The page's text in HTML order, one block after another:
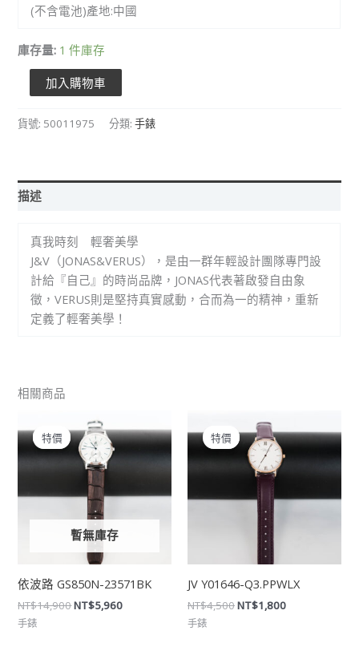
(不含電池)產地:中國
庫存量: 1 件庫存
加入購物車
貨號: 50011975 分類:手錶
描述
真我時刻 輕奢美學
J&V（JONAS&VERUS），是由一群年輕設計團隊專門設
計給『自己』的時尚品牌，JONAS代表著啟發自由象
徵，VERUS則是堅持真實感動，合而為一的精神，重新
定義了輕奢美學！
相關商品
特價
暫無庫存
特價
依波路 GS850N-23571BK
NT$14,900
始
價
格：
NT$14,900。
NT$5,960
前
價
格：
手錶
特價
特價
JV Y01646-Q3.PPWLX
NT$4,500
始
價
格：
NT$4,500。
NT$1,800
前
價
格：
手錶